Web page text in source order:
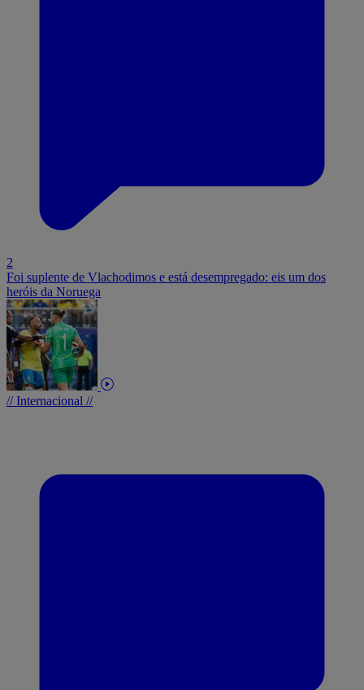
2
Foi suplente de Vlachodimos e está desempregado: eis um dos
heróis da Noruega
// Internacional //